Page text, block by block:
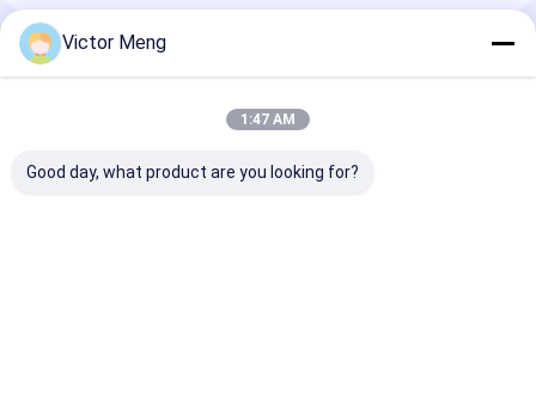
প্রস্তাবিত পণ্য
Victor Meng
1:47 AM
Good day, what product are you looking for?